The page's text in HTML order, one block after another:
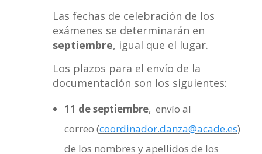
Las fechas de celebración de los
exámenes se determinarán en
septiembre, igual que el lugar.
Los plazos para el envío de la
documentación son los siguientes:
11 de septiembre, envío al
correo (coordinador.danza@acade.es)
de los nombres y apellidos de los